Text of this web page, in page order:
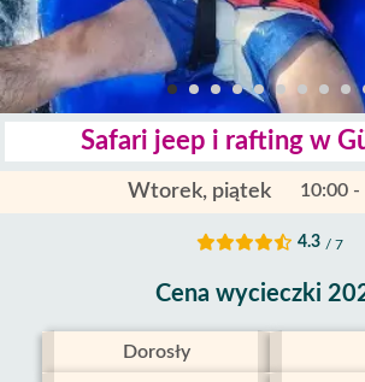
Safari jeep i rafting w
Wtorek, piątek 10:00 -
4.3 / 7
Cena wycieczki
Dorosły